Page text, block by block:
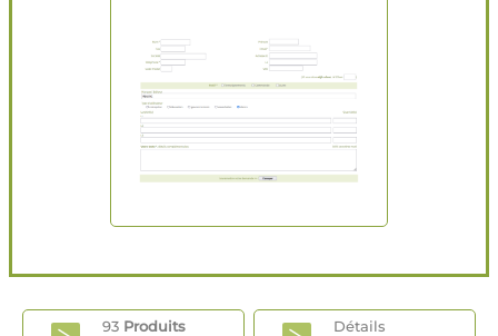
93 Produits
Détails